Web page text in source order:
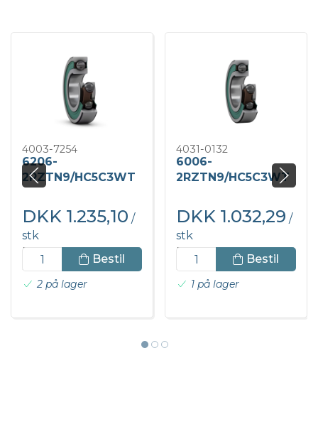
4003-7254
6206-
2RZTN9/HC5C3WT
DKK 1.235,10 /
stk
DKK 1.543,88 inkl.
moms
Bestil
2 på lager
4031-0132
6006-
2RZTN9/HC5C3WT
DKK 1.032,29 /
stk
DKK 1.290,36 inkl.
moms
Bestil
1 på lager